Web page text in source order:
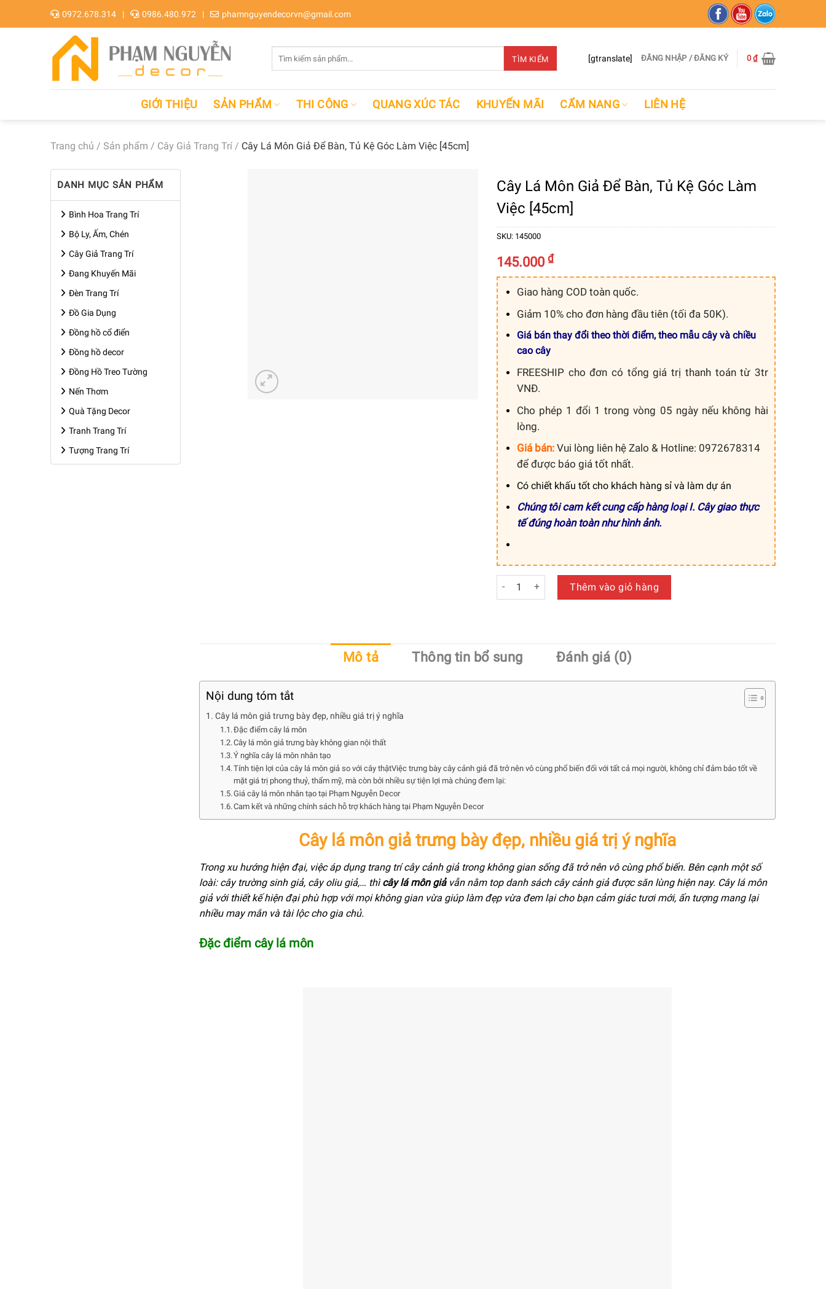
0972.678.314 0986.480.972 phamnguyendecorvn@gmail.com
Tìm
kiếm:
TÌM KIẾM [gtranslate] ĐĂNG NHẬP / ĐĂNG KÝ 0₫
GIỚI THIỆU SẢN PHẨM THI CÔNG QUANG XÚC TÁC KHUYẾN MÃI CẨM NANG LIÊN HỆ
Trang chủ / Sản phẩm / Cây Giả Trang Trí / Cây Lá Môn Giả Để Bàn, Tủ Kệ Góc Làm Việc [45cm]
DANH MỤC SẢN PHẨM
Bình Hoa Trang Trí
Bộ Ly, Ấm, Chén
Cây Giả Trang Trí
Đang Khuyến Mãi
Đèn Trang Trí
Đồ Gia Dụng
Đồng hồ cổ điển
Đồng hồ decor
Đồng Hồ Treo Tường
Nến Thơm
Quà Tặng Decor
Tranh Trang Trí
Tượng Trang Trí
Cây Lá Môn Giả Để Bàn, Tủ Kệ Góc Làm
Việc [45cm]
SKU: 145000
145.000 ₫
Giao hàng COD toàn quốc.
Giảm 10% cho đơn hàng đầu tiên (tối đa 50K).
Giá bán thay đổi theo thời điểm, theo mẫu cây và chiều
cao cây
FREESHIP cho đơn có tổng giá trị thanh toán từ 3tr
VNĐ.
Cho phép 1 đổi 1 trong vòng 05 ngày nếu không hài
lòng.
Giá bán: Vui lòng liên hệ Zalo & Hotline: 0972678314
để được báo giá tốt nhất.
Có chiết khấu tốt cho khách hàng sỉ và làm dự án
Chúng tôi cam kết cung cấp hàng loại I. Cây giao thực
tế đúng hoàn toàn như hình ảnh.
Cây Lá Môn Giả Để Bàn, Tủ Kệ Góc Làm Việc [45cm] số lượng
Thêm vào giỏ hàng
Mô tả Thông tin bổ sung Đánh giá (0)
Nội dung tóm tắt
Cây lá môn giả trưng bày đẹp, nhiều giá trị ý nghĩa
Đặc điểm cây lá môn
Cây lá môn giả trưng bày không gian nội thất
Ý nghĩa cây lá môn nhân tạo
Tính tiện lợi của cây lá môn giả so với cây thậtViệc trưng bày cây cảnh giả đã trở nên vô cùng phổ biến đối với tất cả mọi người, không chỉ đảm bảo tốt về
mặt giá trị phong thuỷ, thẩm mỹ, mà còn bởi nhiều sự tiện lợi mà chúng đem lại:
Giá cây lá môn nhân tạo tại Phạm Nguyễn Decor
Cam kết và những chính sách hỗ trợ khách hàng tại Phạm Nguyễn Decor
Cây lá môn giả trưng bày đẹp, nhiều giá trị ý nghĩa
Trong xu hướng hiện đại, việc áp dụng trang trí cây cảnh giả trong không gian sống đã trở nên vô cùng phổ biến. Bên cạnh một số
loài: cây trường sinh giả, cây oliu giả,… thì cây lá môn giảvẫn nằm top danh sách cây cảnh giả được săn lùng hiện nay. Cây lá môn
giả với thiết kế hiện đại phù hợp với mọi không gian vừa giúp làm đẹp vừa đem lại cho bạn cảm giác tươi mới, ấn tượng mang lại
nhiều may mắn và tài lộc cho gia chủ.
Đặc điểm cây lá môn